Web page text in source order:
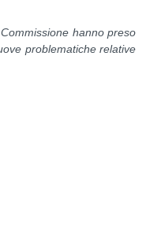
hanno preso
problematiche relative